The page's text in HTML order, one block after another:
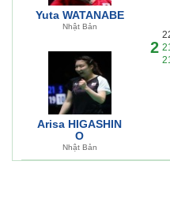
Yuta WATANABE
Nhật Bản
Arisa HIGASHIN
O
Nhật Bản
2